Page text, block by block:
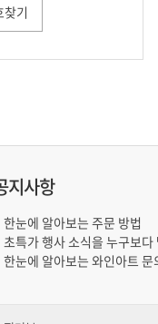
찾기
지사항
한눈에 알아보는 주문 방법
초특가 행사 소식을 누구보다
한눈에 알아보는 와인아트 문